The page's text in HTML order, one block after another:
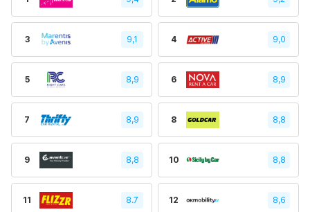
3 9,1 4 9,0
5 8,9 6 8,9
7 8,9 8 8,8
9 8,8 10 8,8
11 8.7 12 8,6